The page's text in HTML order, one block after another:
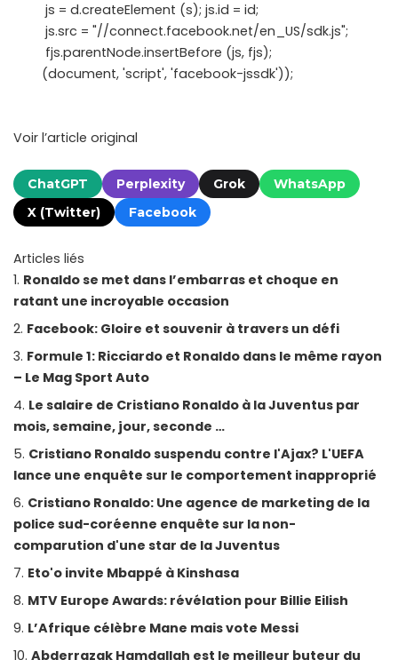
js = d.createElement (s); js.id = id;
js.src = "//connect.facebook.net/en_US/sdk.js";
fjs.parentNode.insertBefore (js, fjs);
(document, 'script', 'facebook-jssdk'));
Voir l’article original
ChatGPT Perplexity Grok
WhatsApp
X (Twitter)
Facebook
Articles liés
Ronaldo se met dans l’embarras et choque en
ratant une incroyable occasion
Facebook: Gloire et souvenir à travers un défi
Formule 1: Ricciardo et Ronaldo dans le même rayon
– Le Mag Sport Auto
Le salaire de Cristiano Ronaldo à la Juventus par
mois, semaine, jour, seconde …
Cristiano Ronaldo suspendu contre l'Ajax? L'UEFA
lance une enquête sur le comportement inapproprié
Cristiano Ronaldo: Une agence de marketing de la
police sud-coréenne enquête sur la non-
comparution d'une star de la Juventus
Eto'o invite Mbappé à Kinshasa
MTV Europe Awards: révélation pour Billie Eilish
L’Afrique célèbre Mane mais vote Messi
Abderrazak Hamdallah est le meilleur buteur du